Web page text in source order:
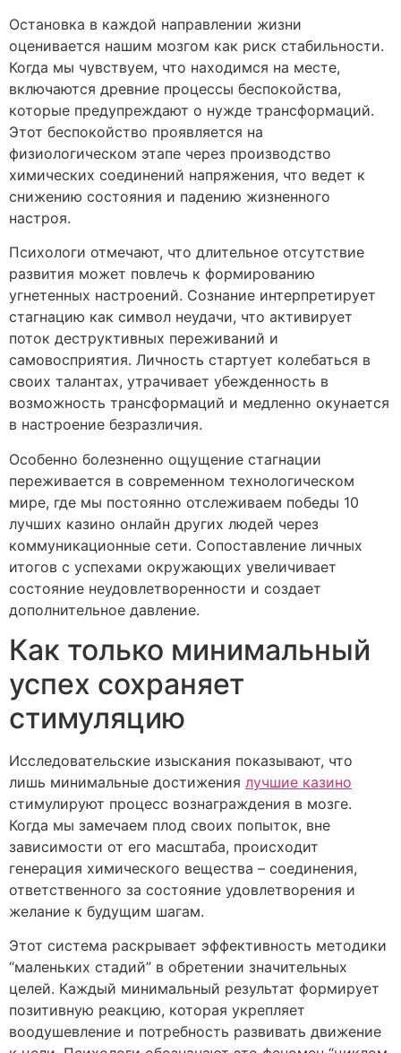
Остановка в каждой направлении жизни
оценивается нашим мозгом как риск стабильности.
Когда мы чувствуем, что находимся на месте,
включаются древние процессы беспокойства,
которые предупреждают о нужде трансформаций.
Этот беспокойство проявляется на
физиологическом этапе через производство
химических соединений напряжения, что ведет к
снижению состояния и падению жизненного
настроя.
Психологи отмечают, что длительное отсутствие
развития может повлечь к формированию
угнетенных настроений. Сознание интерпретирует
стагнацию как символ неудачи, что активирует
поток деструктивных переживаний и
самовосприятия. Личность стартует колебаться в
своих талантах, утрачивает убежденность в
возможность трансформаций и медленно окунается
в настроение безразличия.
Особенно болезненно ощущение стагнации
переживается в современном технологическом
мире, где мы постоянно отслеживаем победы 10
лучших казино онлайн других людей через
коммуникационные сети. Сопоставление личных
итогов с успехами окружающих увеличивает
состояние неудовлетворенности и создает
дополнительное давление.
Как только минимальный
успех сохраняет
стимуляцию
Исследовательские изыскания показывают, что
лишь минимальные достижения лучшие казино
стимулируют процесс вознаграждения в мозге.
Когда мы замечаем плод своих попыток, вне
зависимости от его масштаба, происходит
генерация химического вещества – соединения,
ответственного за состояние удовлетворения и
желание к будущим шагам.
Этот система раскрывает эффективность методики
“маленьких стадий” в обретении значительных
целей. Каждый минимальный результат формирует
позитивную реакцию, которая укрепляет
воодушевление и потребность развивать движение